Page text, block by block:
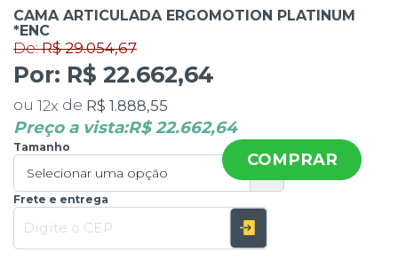
CAMA ARTICULADA ERGOMOTION PLATINUM
*ENC
De: R$ 29.054,67
Por:
ou12 x deR$ 1.888,55
Preço a vista:R$ 22.662,64
Tamanho
COMPRAR
Frete e entrega